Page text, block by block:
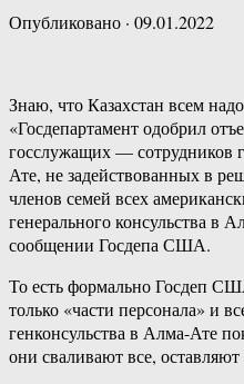
Опубликовано · 09.01.2022
Знаю, что Казахстан всем
«Госдепартамент одобрил
госслужащих — сотрудников
Ате, не задействованных в
членов семей всех
генерального консульства в
сообщении Госдепа США.
То есть формально Госдеп
только «части персонала» и
генконсульства в Алма-Ате
они сваливают все,